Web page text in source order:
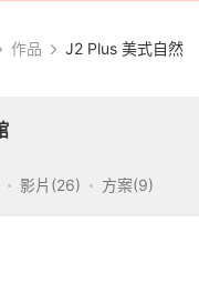
作品 J2 Plus 美式自然
影片(26) 方案(9)